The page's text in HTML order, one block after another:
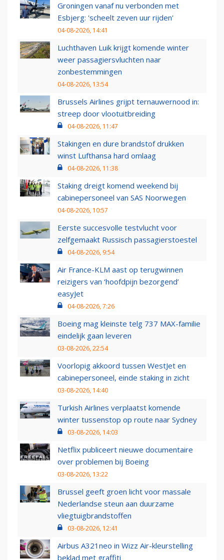
Groningen vanaf nu verbonden met
Esbjerg: 'scheelt zeven uur rijden'
04-08-2026, 14:41
Luchthaven Luik krijgt komende winter
weer passagiersvluchten naar
zonbestemmingen
04-08-2026, 13:54
Brussels Airlines grijpt ternauwernood in:
streep door vlootuitbreiding
04-08-2026, 11:47
Stakingen en dure brandstof drukken
winst Lufthansa hard omlaag
04-08-2026, 11:38
Staking dreigt komend weekend bij
cabinepersoneel van SAS Noorwegen
04-08-2026, 10:57
Eerste succesvolle testvlucht voor
zelfgemaakt Russisch passagierstoestel
04-08-2026, 9:54
Air France-KLM aast op terugwinnen
reizigers van ‘hoofdpijn bezorgend’
easyJet
04-08-2026, 7:26
Boeing mag kleinste telg 737 MAX-familie
eindelijk gaan leveren
03-08-2026, 22:54
Voorlopig akkoord tussen WestJet en
cabinepersoneel, einde staking in zicht
03-08-2026, 14:40
Turkish Airlines verplaatst komende
winter tussenstop op route naar Sydney
03-08-2026, 14:03
Netflix publiceert nieuwe documentaire
over problemen bij Boeing
03-08-2026, 13:22
Brussel geeft groen licht voor massale
Nederlandse steun aan duurzame
vliegtuigbrandstoffen
03-08-2026, 12:41
Airbus A321neo in Wizz Air-kleurstelling
beklad met graffiti